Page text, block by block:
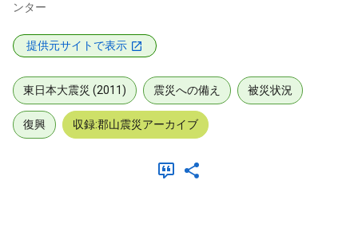
ンター
提供元サイトで表示
東日本大震災 (2011) 震災への備え 被災状況
復興 収録:郡山震災アーカイブ